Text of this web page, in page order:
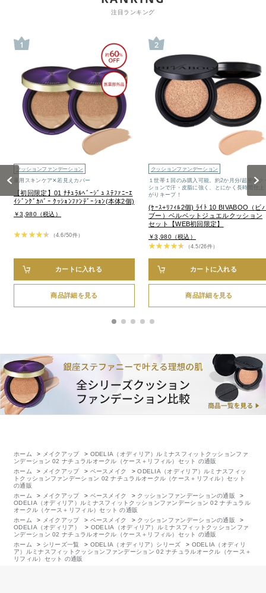
注目ランキング
Previous
1
クッションファンデーション
薬用スキンケア✕若見えカバー
【初回限定】01 ﾅﾁｭﾗﾙﾍﾞｰｼﾞｭ ｽﾃﾌｧﾆｰｴ
ｲｼﾞﾝｸﾞｶﾊﾞｰ ｸｯｼｮﾝﾌｧﾝﾃﾞｰｼｮﾝ(本体2個)
￥3,980（税込）
（4.6/50件）
カートに入れる
商品詳細を見る
2
クッションファンデーション
１世帯１回のみ購入可能。約2か月分/超密着ク
ションで汗・皮脂に強く、とにかく長時間仕上
がりキープ！
(ｹｰｽ+ﾘﾌｨﾙ2個) ﾗｲﾄ 10 BIVABOO（ビ
ブー）ベルベットジュエルクッション
セット【WEB初回限定】
￥3,980（税込）
（4.5/26件）
カートに入れる
商品詳細を見る
Next
ホーム > メイクアップ > ODELIA（オディリア）ルミナスフィットクッションファ
ンデーション 02 ナチュラルオークル（ケース＋リフィル）セット の通販
ホーム
> メイクアップ > ベースメイク >ODELIA（オディリア）ルミナスフィッ
トクッションファンデーション 02 ナチュラルオークル（ケース＋リフィル）セット
の通販
ホーム
> メイクアップ > ベースメイク > クッションファンデーションの通販
>
ODELIA（オディリア）ルミナスフィットクッションファンデーション 02 ナチュラル
オークル（ケース＋リフィル）セット の通販
ホーム
> メイクアップ > ベースメイク > クッションファンデーションの通販
>
ODELIA（オディリア）
> ODELIA（オディリア）ルミナスフィットクッションファ
ンデーション 02 ナチュラルオークル（ケース＋リフィル）セット の通販
ホーム
> シリーズ一覧 > ODELIA（オディリア）シリーズ > ODELIA（オディリ
ア）ルミナスフィットクッションファンデーション 02 ナチュラルオークル（ケース＋
リフィル）セット の通販